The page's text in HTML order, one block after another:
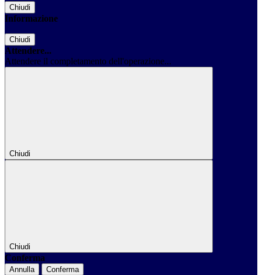
Chiudi
Informazione
Chiudi
Attendere...
Attendere il completamento dell'operazione...
Chiudi
Chiudi
Conferma
Annulla Conferma